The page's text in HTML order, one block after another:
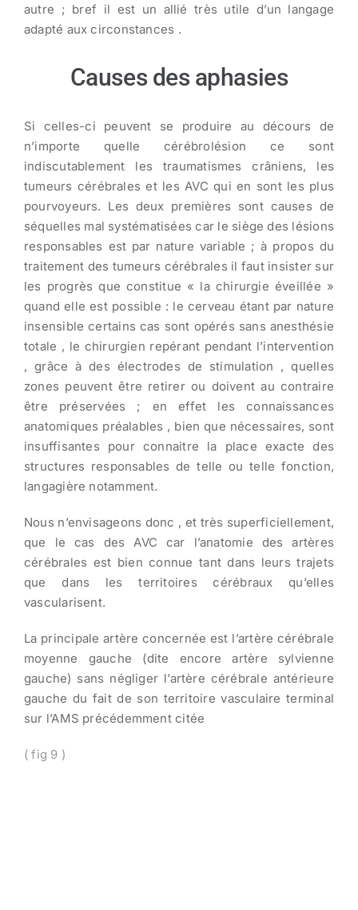
autre ; bref il est un allié très utile d’un langage
adapté aux circonstances .
Causes des aphasies
Si celles-ci peuvent se produire au décours de
n’importe quelle cérébrolésion ce sont
indiscutablement les traumatismes crâniens, les
tumeurs cérébrales et les AVC qui en sont les plus
pourvoyeurs. Les deux premières sont causes de
séquelles mal systématisées car le siège des lésions
responsables est par nature variable ; à propos du
traitement des tumeurs cérébrales il faut insister sur
les progrès que constitue « la chirurgie éveillée »
quand elle est possible : le cerveau étant par nature
insensible certains cas sont opérés sans anesthésie
totale , le chirurgien repérant pendant l’intervention
, grâce à des électrodes de stimulation , quelles
zones peuvent être retirer ou doivent au contraire
être préservées ; en effet les connaissances
anatomiques préalables , bien que nécessaires, sont
insuffisantes pour connaitre la place exacte des
structures responsables de telle ou telle fonction,
langagière notamment.
Nous n’envisageons donc , et très superficiellement,
que le cas des AVC car l’anatomie des artères
cérébrales est bien connue tant dans leurs trajets
que dans les territoires cérébraux qu’elles
vascularisent.
La principale artère concernée est l’artère cérébrale
moyenne gauche (dite encore artère sylvienne
gauche) sans négliger l’artère cérébrale antérieure
gauche du fait de son territoire vasculaire terminal
sur l’AMS précédemment citée
( fig 9 )